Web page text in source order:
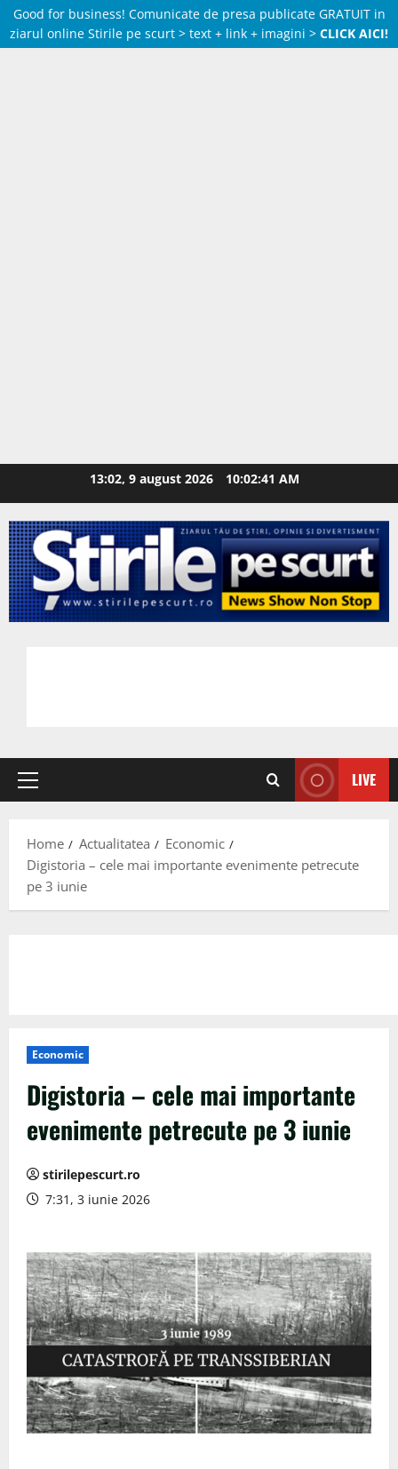
Good for business! Comunicate de presa publicate GRATUIT in
ziarul online Stirile pe scurt > text + link + imagini > CLICK AICI!
13:02, 9 august 2026 10:02:42 AM
Primary
LIVE
Home Actualitatea
Economic
Digistoria – cele mai importante evenimente petrecute
pe 3 iunie
Economic
Digistoria – cele mai importante
evenimente petrecute pe 3 iunie
stirilepescurt.ro
7:31, 3 iunie 2026